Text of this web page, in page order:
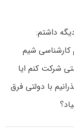
داشتم:
کارشناسی شیم
شرکت کنم ایا
با دولتی فرق